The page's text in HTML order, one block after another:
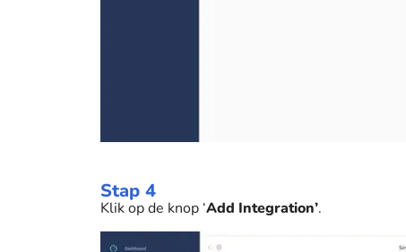
Stap 4
Klik op de knop ‘Add Integration’.